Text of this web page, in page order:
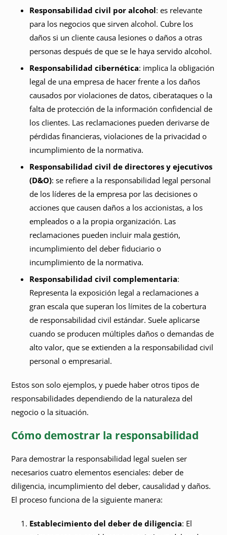
Responsabilidad civil por alcohol: es relevante
para los negocios que sirven alcohol. Cubre los
daños si un cliente causa lesiones o daños a otras
personas después de que se le haya servido alcohol.
Responsabilidad cibernética: implica la obligación
legal de una empresa de hacer frente a los daños
causados por violaciones de datos, ciberataques o la
falta de protección de la información confidencial de
los clientes. Las reclamaciones pueden derivarse de
pérdidas financieras, violaciones de la privacidad o
incumplimiento de la normativa.
Responsabilidad civil de directores y ejecutivos
(D&O): se refiere a la responsabilidad legal personal
de los líderes de la empresa por las decisiones o
acciones que causen daños a los accionistas, a los
empleados o a la propia organización. Las
reclamaciones pueden incluir mala gestión,
incumplimiento del deber fiduciario o
incumplimiento de la normativa.
Responsabilidad civil complementaria:
Representa la exposición legal a reclamaciones a
gran escala que superan los límites de la cobertura
de responsabilidad civil estándar. Suele aplicarse
cuando se producen múltiples daños o demandas de
alto valor, que se extienden a la responsabilidad civil
personal o empresarial.
Estos son solo ejemplos, y puede haber otros tipos de
responsabilidades dependiendo de la naturaleza del
negocio o la situación.
Cómo demostrar la responsabilidad
Para demostrar la responsabilidad legal suelen ser
necesarios cuatro elementos esenciales: deber de
diligencia, incumplimiento del deber, causalidad y daños.
El proceso funciona de la siguiente manera:
Establecimiento del deber de diligencia: El